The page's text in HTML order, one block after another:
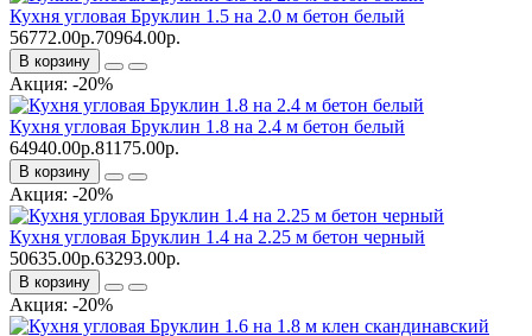
Кухня угловая Бруклин 1.5 на 2.0 м бетон белый
56772.00р.70964.00р.
В корзину
Акция: -20%
Кухня угловая Бруклин 1.8 на 2.4 м бетон белый
64940.00р.81175.00р.
В корзину
Акция: -20%
Кухня угловая Бруклин 1.4 на 2.25 м бетон черный
50635.00р.63293.00р.
В корзину
Акция: -20%